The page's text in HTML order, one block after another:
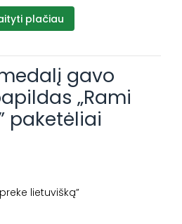
plačiau
gavo
„Rami
paketėliai
lietuvišką”